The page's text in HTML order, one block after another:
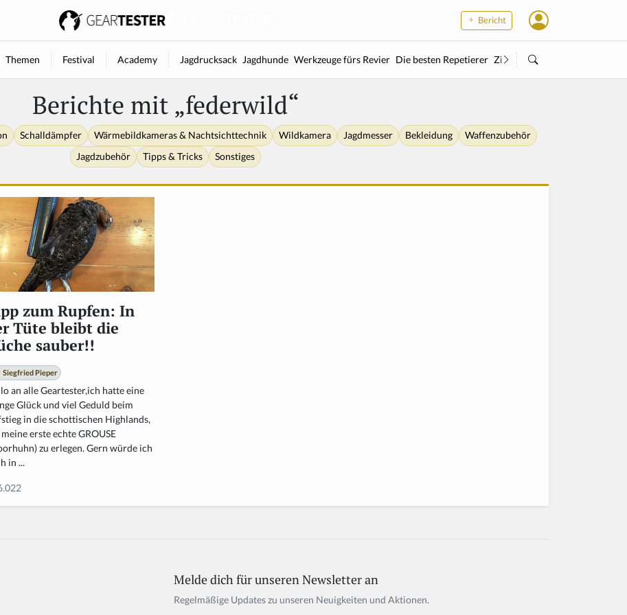
Bericht
Themen Festival Academy Jagdrucksack Jagdhunde Werkzeuge fürs Revier Die besten Repetierer Zielstock
Berichte mit „federwild“
Schalldämpfer Wärmebildkameras & Nachtsichttechnik Wildkamera Jagdmesser Bekleidung
Waffenzubehör
Jagdzubehör
Tipps & Tricks Sonstiges
zum Rupfen: In
Tüte bleibt die
sauber!!
Siegfried Pieper
an alle Geartester,ich hatte eine
Glück und viel Geduld beim
in die schottischen Highlands,
erste echte GROUSE
zu erlegen. Gern würde ich
in ...
Melde dich für unseren Newsletter an
Regelmäßige Updates zu unseren Neuigkeiten und Aktionen.